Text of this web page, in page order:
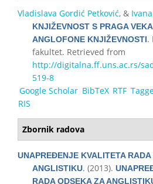
Vladislava Gordić Petković, &
KNJIŽEVNOST S PRAGA
ANGLOFONE KNJIŽEVNOSTI.
fakultet. Retrieved from
http://digitalna.ff.uns.ac.rs/
519-8
Google Scholar BibTeX RTF
RIS
Zbornik radova
UNAPREĐENJE KVALITETA RADA
ANGLISTIKU. (2013).
RADA ODSEKA ZA